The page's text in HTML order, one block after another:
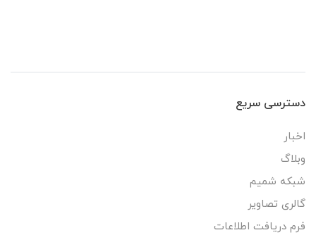
دسترسی سریع
اخبار
وبلاگ
شبکه شمیم
گالری تصاویر
فرم دریافت اطلاعات